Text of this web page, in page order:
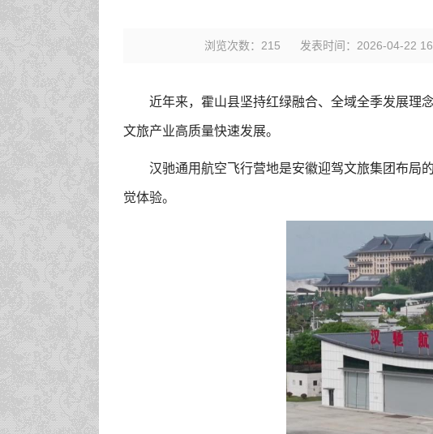
浏览次数： 215 发表时间：2026-04-22
近年来，霍山县坚持红绿融合、全域全季发展理
文旅产业高质量快速发展。
汉驰通用航空飞行营地是安徽迎驾文旅集团布局
觉体验。